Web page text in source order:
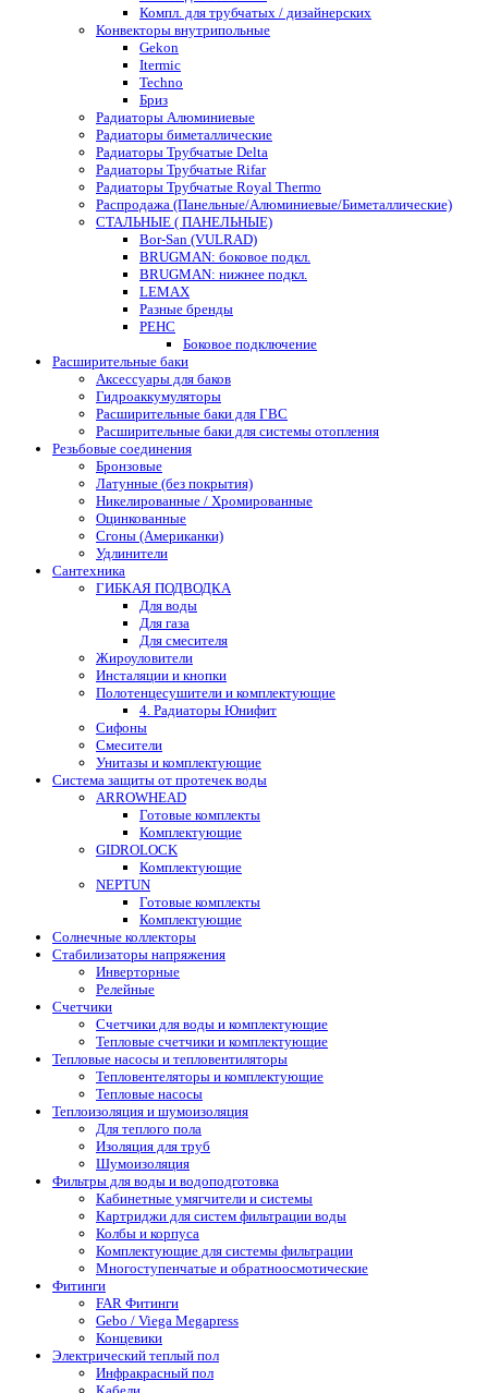
Компл. для трубчатых / дизайнерских
Конвекторы внутрипольные
Gekon
Itermic
Techno
Бриз
Радиаторы Алюминиевые
Радиаторы биметаллические
Радиаторы Трубчатые Delta
Радиаторы Трубчатые Rifar
Радиаторы Трубчатые Royal Thermo
Распродажа (Панельные/Алюминиевые/Биметаллические)
СТАЛЬНЫЕ ( ПАНЕЛЬНЫЕ)
Bor-San (VULRAD)
BRUGMAN: боковое подкл.
BRUGMAN: нижнее подкл.
LEMAX
Разные бренды
РЕНС
Боковое подключение
Расширительные баки
Аксессуары для баков
Гидроаккумуляторы
Расширительные баки для ГВС
Расширительные баки для системы отопления
Резьбовые соединения
Бронзовые
Латунные (без покрытия)
Никелированные / Хромированные
Оцинкованные
Сгоны (Американки)
Удлинители
Сантехника
ГИБКАЯ ПОДВОДКА
Для воды
Для газа
Для смесителя
Жироуловители
Инсталяции и кнопки
Полотенцесушители и комплектующие
4. Радиаторы Юнифит
Сифоны
Смесители
Унитазы и комплектующие
Система защиты от протечек воды
ARROWHEAD
Готовые комплекты
Комплектующие
GIDROLOCK
Комплектующие
NEPTUN
Готовые комплекты
Комплектующие
Солнечные коллекторы
Стабилизаторы напряжения
Инверторные
Релейные
Счетчики
Счетчики для воды и комплектующие
Тепловые счетчики и комплектующие
Тепловые насосы и тепловентиляторы
Тепловентеляторы и комплектующие
Тепловые насосы
Теплоизоляция и шумоизоляция
Для теплого пола
Изоляция для труб
Шумоизоляция
Фильтры для воды и водоподготовка
Кабинетные умягчители и системы
Картриджи для систем фильтрации воды
Колбы и корпуса
Комплектующие для системы фильтрации
Многоступенчатые и обратноосмотические
Фитинги
FAR Фитинги
Gebo / Viega Megapress
Концевики
Электрический теплый пол
Инфракрасный пол